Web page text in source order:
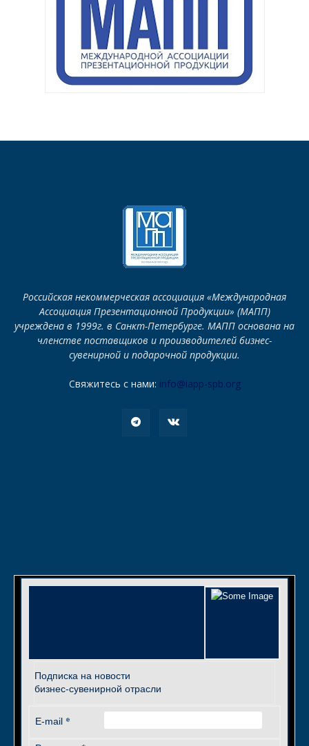
Российская некоммерческая ассоциация «Международная
Ассоциация Презентационной Продукции» (МАПП)
учреждена в 1999г. в Санкт-Петербурге. МАПП основана на
членстве поставщиков и производителей бизнес-
сувенирной и подарочной продукции.
Свяжитесь с нами: info@iapp-spb.org
Подписка на новости
бизнес-сувенирной отрасли
E-mail *